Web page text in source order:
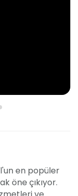
en popüler
öne çıkıyor.